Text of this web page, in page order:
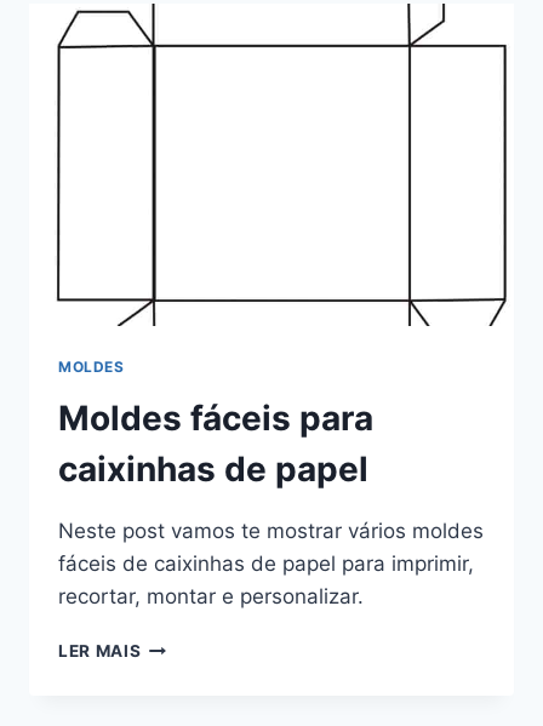
IMPRIMIR
MOLDES
Moldes fáceis para
caixinhas de papel
Neste post vamos te mostrar vários moldes
fáceis de caixinhas de papel para imprimir,
recortar, montar e personalizar.
LER MAIS MOLDES